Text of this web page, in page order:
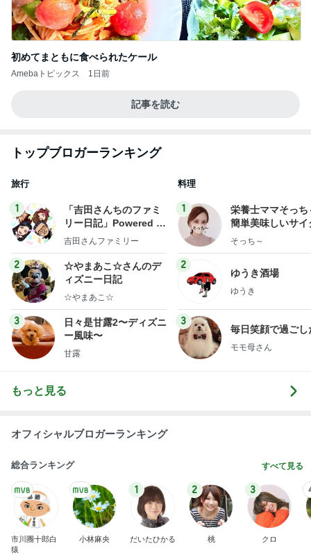
初めてまともに食べられたケール
Amebaトピックス 1日前
記事を読む
トップブロガーランキング
旅行
1
「吉田さんちのファミ
リー日記」Powered b
y Ameba 吉田さんファ
ログ
吉田さんファミリー
2
☆やまあこ☆さんのデ
ィズニー日記
☆やまあこ☆
3
日々是甘露2〜ディズニ
ー風味〜
甘露
料理
1
栄養士ママそっち
簡単美味しいサイ
献立
そっち～
2
ゆうき酒場
ゆうき
3
毎日笑顔で過ごし
モモ母さん
もっと見る
オフィシャルブロガーランキング
総合ランキング すべて見る
市川團十郎白
猿
小林麻央
1
だいたひかる
2
桃
3
クロ